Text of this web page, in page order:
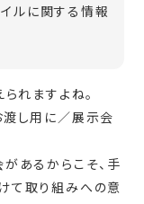
ルに関する情報
れますよね。
し用に／展示会
あるからこそ、手
て取り組みへの意